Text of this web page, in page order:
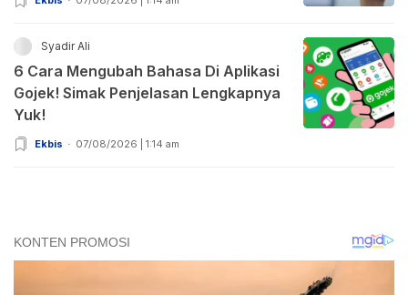
Syadir Ali
6 Cara Mengubah Bahasa Di Aplikasi
Gojek! Simak Penjelasan Lengkapnya
Yuk!
Ekbis 07/08/2026 | 1:14 am